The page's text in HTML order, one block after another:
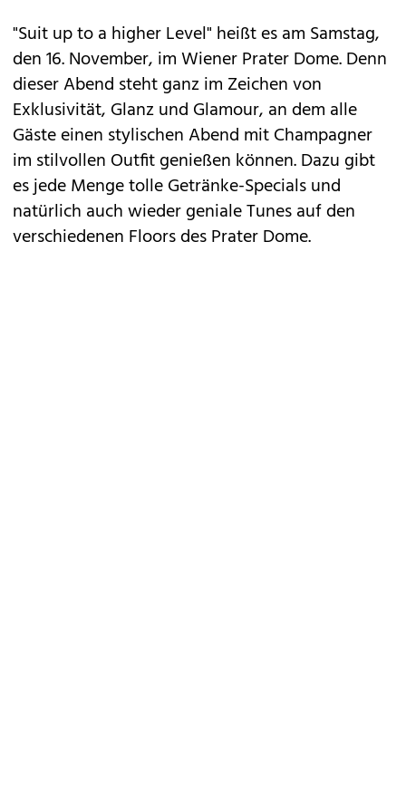
"Suit up to a higher Level" heißt es am Samstag,
den 16. November, im Wiener Prater Dome. Denn
dieser Abend steht ganz im Zeichen von
Exklusivität, Glanz und Glamour, an dem alle
Gäste einen stylischen Abend mit Champagner
im stilvollen Outfit genießen können. Dazu gibt
es jede Menge tolle Getränke-Specials und
natürlich auch wieder geniale Tunes auf den
verschiedenen Floors des Prater Dome.